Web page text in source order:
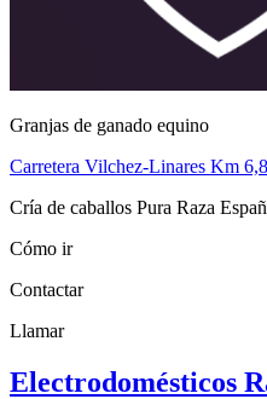
Granjas de ganado equino
Carretera Vilchez-Linares Km 6,8
Cría de caballos Pura Raza
Cómo ir
Contactar
Llamar
Electrodomésticos